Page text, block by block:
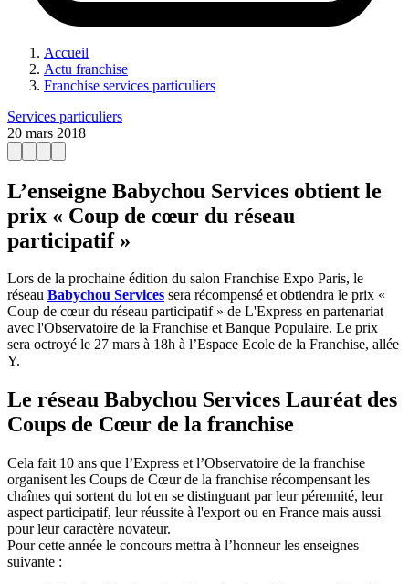
Accueil
Actu franchise
Franchise services particuliers
Services particuliers
20 mars 2018
L’enseigne Babychou Services obtient le
prix « Coup de cœur du réseau
participatif »
Lors de la prochaine édition du salon Franchise Expo Paris, le
réseau Babychou Services sera récompensé et obtiendra le prix «
Coup de cœur du réseau participatif » de L'Express en partenariat
avec l'Observatoire de la Franchise et Banque Populaire. Le prix
sera octroyé le 27 mars à 18h à l’Espace Ecole de la Franchise, allée
Y.
Le réseau Babychou Services Lauréat des
Coups de Cœur de la franchise
Cela fait 10 ans que l’Express et l’Observatoire de la franchise
organisent les Coups de Cœur de la franchise récompensant les
chaînes qui sortent du lot en se distinguant par leur pérennité, leur
aspect participatif, leur réussite à l'export ou en France mais aussi
pour leur caractère novateur.
Pour cette année le concours mettra à l’honneur les enseignes
suivante :